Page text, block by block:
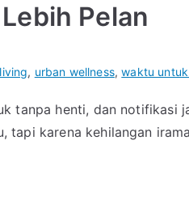
Pelan
, urban wellness,waktu
tanpa henti, dan notifikasi
tapi karena kehilangan